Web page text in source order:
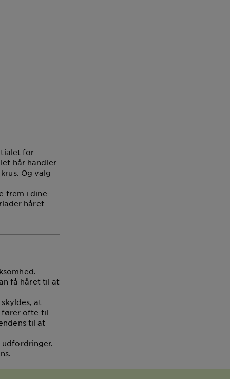
for
hår handler
Og valg
frem i dine
håret
få håret til at
at
fører ofte til
til at
udfordringer.